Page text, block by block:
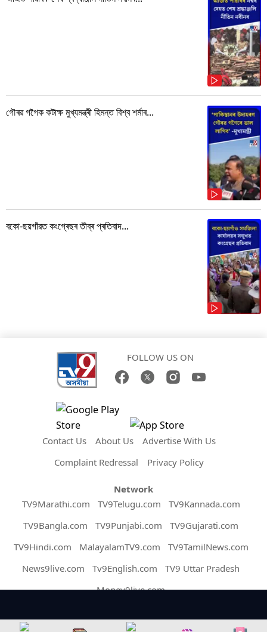
গৌৰৱ গগৈক কটাক্ষ মুখ্যমন্ত্ৰী হিমন্ত বিশ্ব শৰ্মাৰ...
বকো-ছয়গাঁৱত কংগ্ৰেছৰ তীব্ৰ প্ৰতিবাদ...
FOLLOW US ON
Contact Us About Us
Advertise With Us
Complaint Redressal
Privacy Policy
Network
TV9Marathi.com
TV9Telugu.com
TV9Kannada.com
TV9Bangla.com
TV9Punjabi.com
TV9Gujarati.com
TV9Hindi.com
MalayalamTV9.com
TV9TamilNews.com
News9live.com
Tv9English.com
TV9 Uttar Pradesh
Money9live.com